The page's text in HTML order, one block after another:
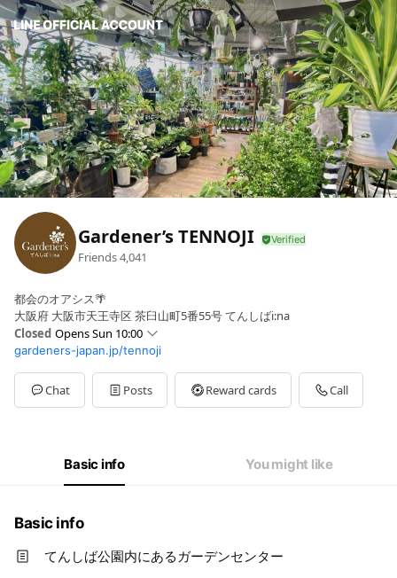
Gardener’s TENNOJI
Friends4,041
都会のオアシス🌴
大阪府 大阪市天王寺区 茶臼山町5番55号 てんしばi:na
Closed Opens Sun 10:00
Sun10:00 - 19:00
MonClosed
Tue10:00 - 19:00
Wed10:00 - 19:00
10:00 - 19:00
カフェは11:00〜18:00まで
gardeners-japan.jp/tennoji
Chat Posts Reward cards Call
Basic info You might like
Basic info
てんしば公園内にあるガーデンセンター